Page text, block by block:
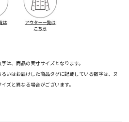
は、商品の実寸サイズとなります。
いはお届けした商品タグに記載している数字は、ヌ
ズと異なる場合がございます。